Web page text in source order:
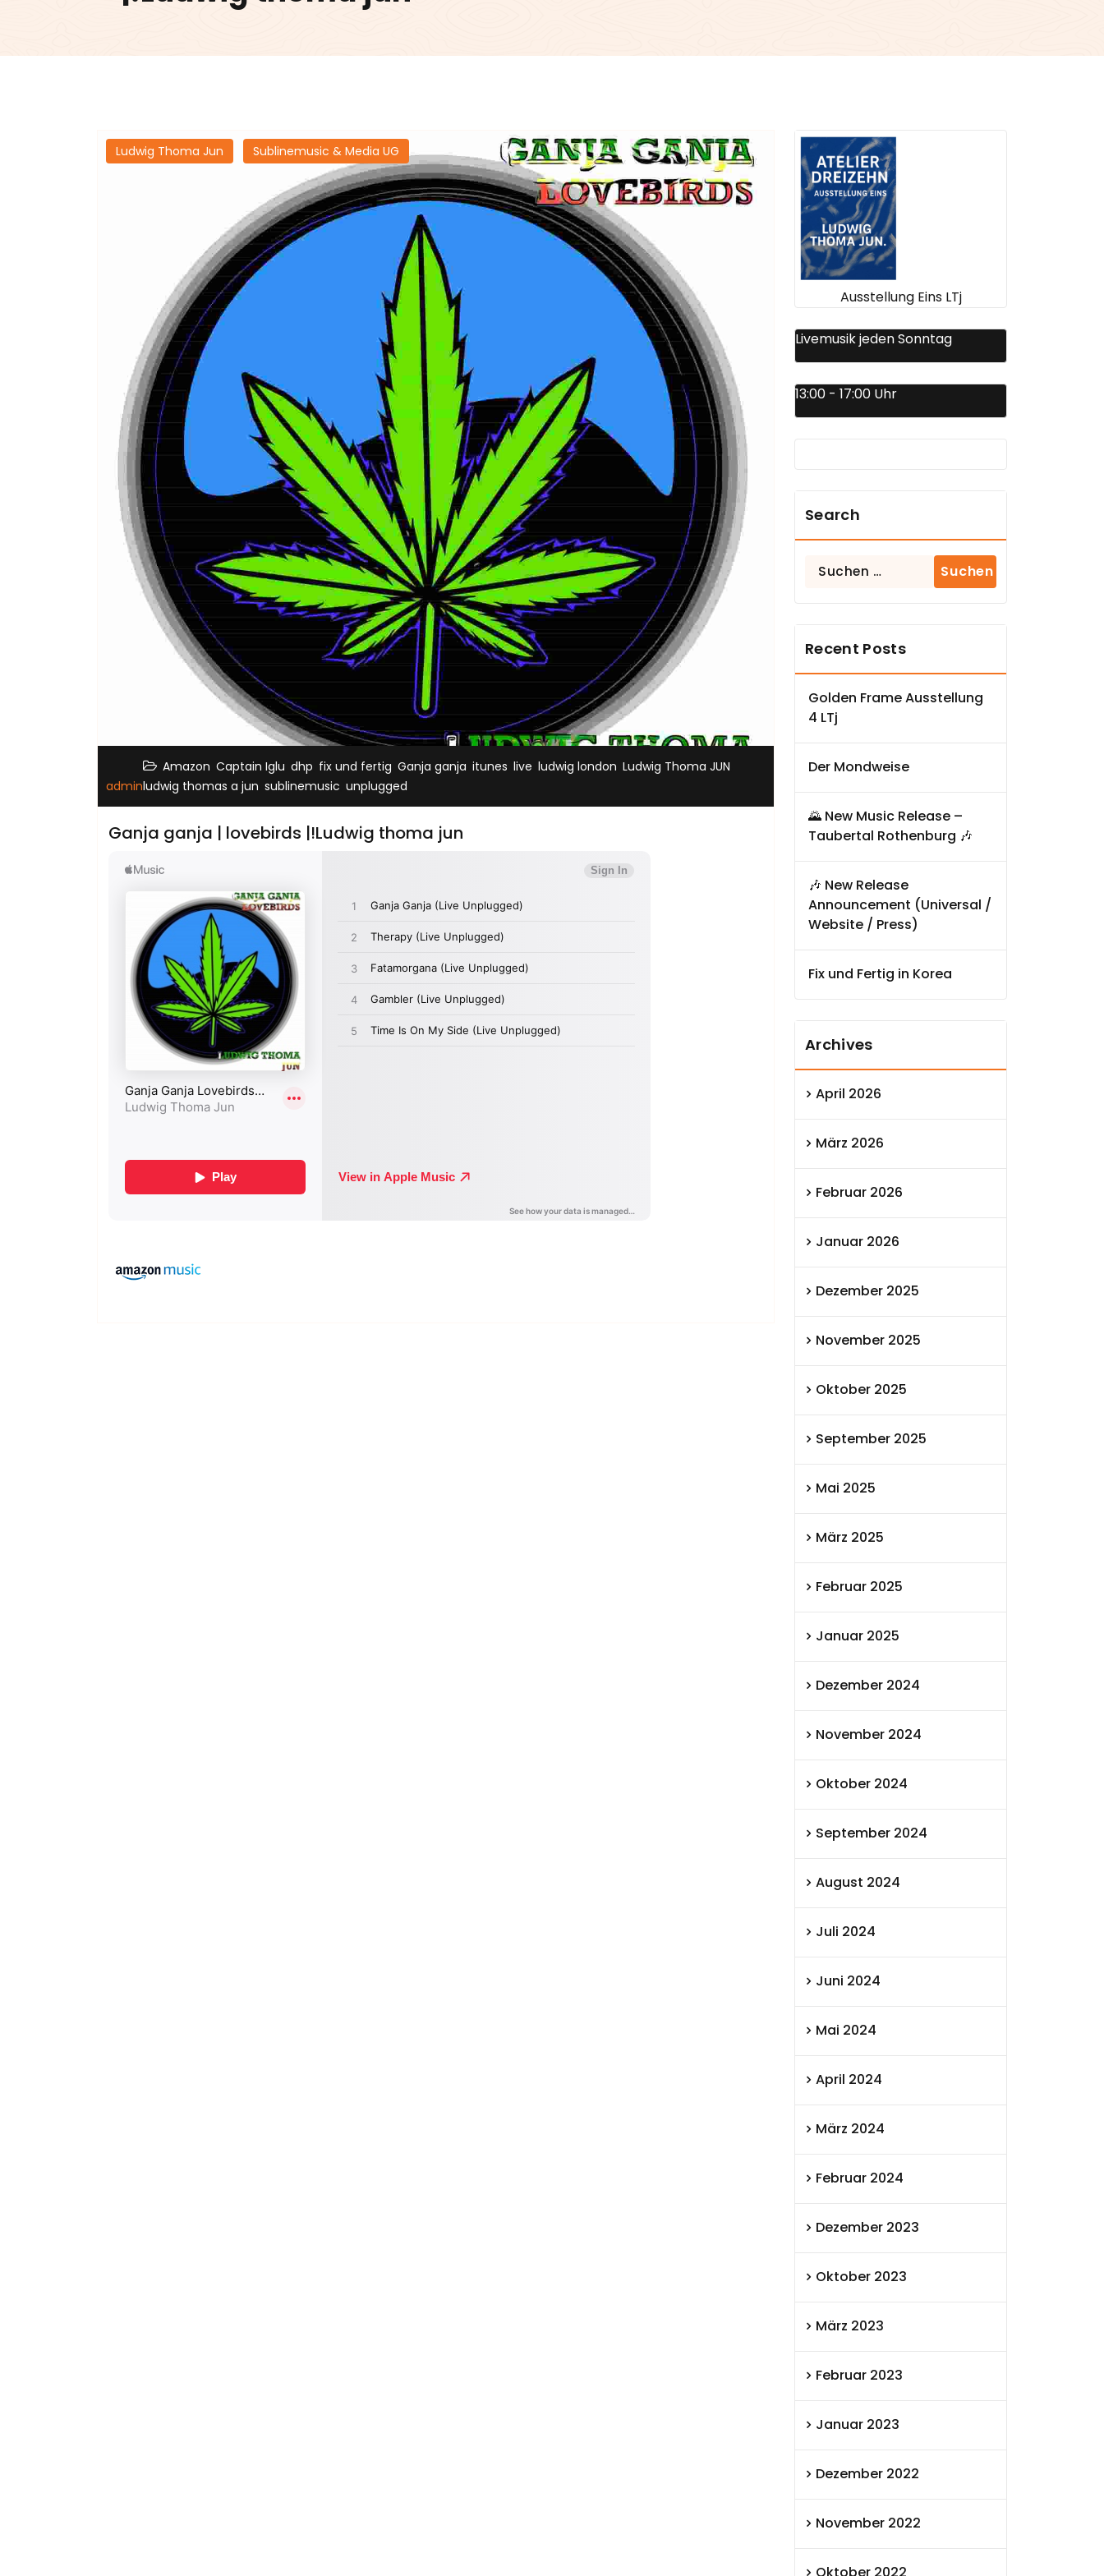
Ludwig Thoma Jun Sublinemusic & Media UG
admin
Amazon Captain Iglu dhp fix und fertig Ganja ganja itunes live ludwig london Ludwig Thoma JUN
ludwig thomas a jun sublinemusic unplugged
Ganja ganja | lovebirds |!Ludwig thoma jun
Ausstellung Eins LTj
Livemusik jeden Sonntag
13:00 - 17:00 Uhr
Search
Suchen
Recent Posts
Golden Frame Ausstellung
4 LTj
Der Mondweise
🌄 New Music Release –
Taubertal Rothenburg 🎶
🎶 New Release
Announcement (Universal /
Website / Press)
Fix und Fertig in Korea
Archives
April 2026
März 2026
Februar 2026
Januar 2026
Dezember 2025
November 2025
Oktober 2025
September 2025
Mai 2025
März 2025
Februar 2025
Januar 2025
Dezember 2024
November 2024
Oktober 2024
September 2024
August 2024
Juli 2024
Juni 2024
Mai 2024
April 2024
März 2024
Februar 2024
Dezember 2023
Oktober 2023
März 2023
Februar 2023
Januar 2023
Dezember 2022
November 2022